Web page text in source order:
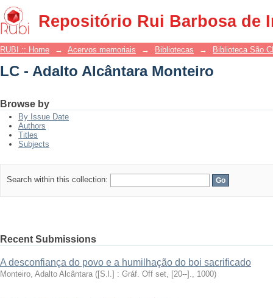
Repositório Rui Barbosa de
LC - Adalto Alcântara Monteiro
RUBI :: Home → Acervos memoriais → Bibliotecas → Biblioteca São
LC - Adalto Alcântara Monteiro
Browse by
By Issue Date
Authors
Titles
Subjects
Search within this collection:
Recent Submissions
A desconfiança do povo e a humilhação do boi sacrificado
Monteiro, Adalto Alcântara ([S.l.] : Gráf. Off set, [20--]., 1000)